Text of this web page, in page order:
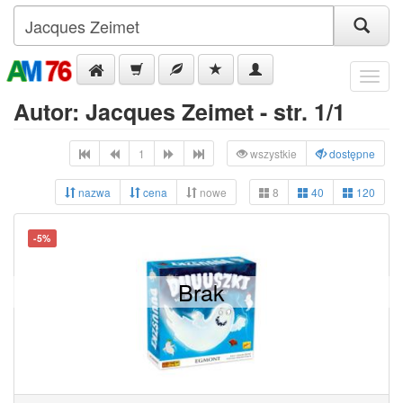
Menu
Autor: Jacques Zeimet - str. 1/1
1 wszystkie dostępne
nazwa cena nowe 8 40 120
-5%
Brak